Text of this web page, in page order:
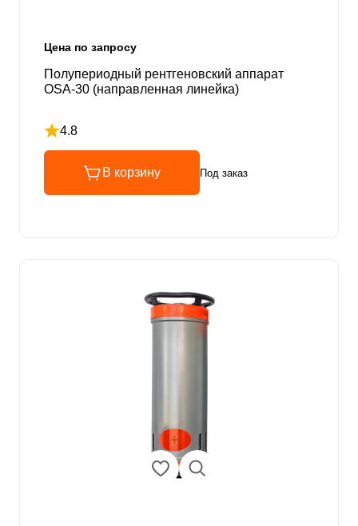
Цена по запросу
Полупериодный рентгеновский аппарат
OSA-30 (направленная линейка)
4.8
Рейтинг 4.8 из 5
В корзину Под заказ